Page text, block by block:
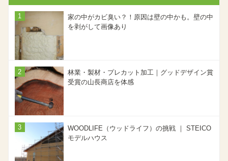
家の中がカビ臭い？！原因は壁の中かも。壁の中
を剥がして画像あり
林業・製材・プレカット加工｜グッドデザイン賞
受賞の山長商店を体感
WOODLIFE（ウッドライフ）の挑戦 ｜ STEICO
モデルハウス